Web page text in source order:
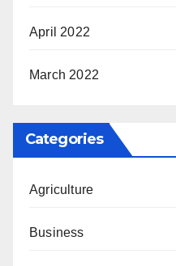
April 2022
March 2022
Categories
Agriculture
Business